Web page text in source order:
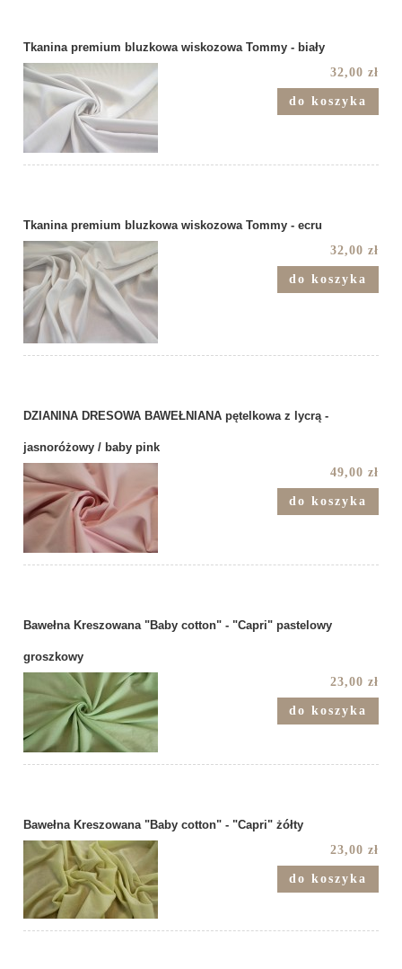
Tkanina premium bluzkowa wiskozowa Tommy - biały
32,00 zł
do koszyka
Tkanina premium bluzkowa wiskozowa Tommy - ecru
32,00 zł
do koszyka
DZIANINA DRESOWA BAWEŁNIANA pętelkowa z lycrą -
jasnoróżowy / baby pink
49,00 zł
do koszyka
Bawełna Kreszowana "Baby cotton" - "Capri" pastelowy
groszkowy
23,00 zł
do koszyka
Bawełna Kreszowana "Baby cotton" - "Capri" żółty
23,00 zł
do koszyka